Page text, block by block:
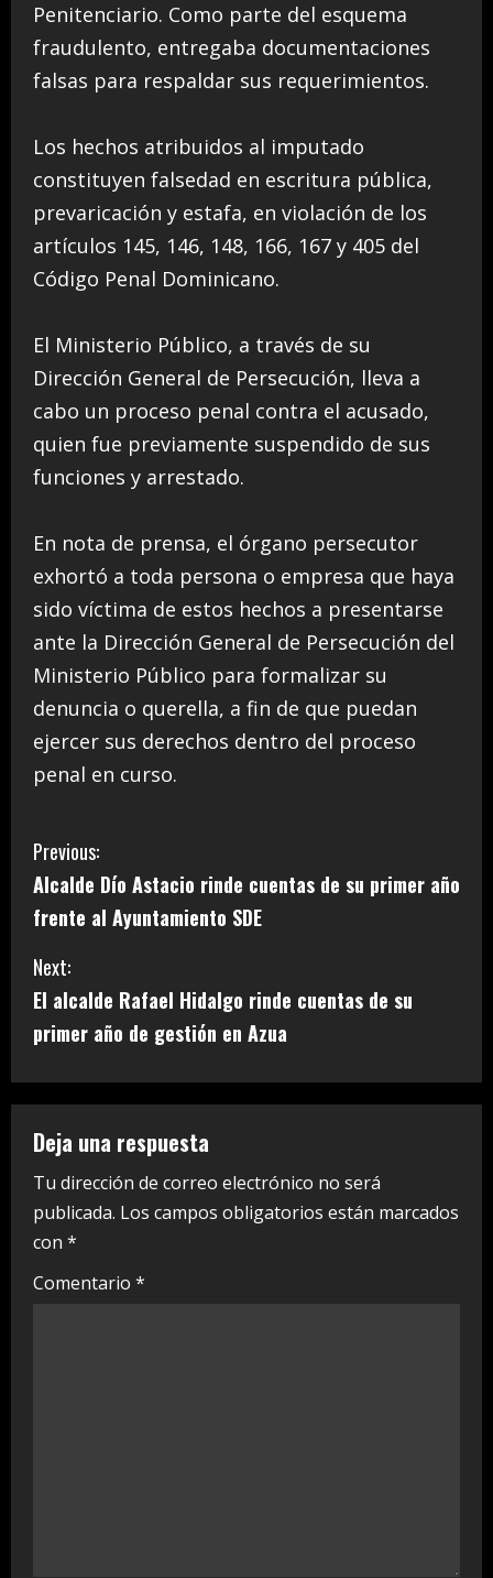
Penitenciario. Como parte del esquema
fraudulento, entregaba documentaciones
falsas para respaldar sus requerimientos.
Los hechos atribuidos al imputado
constituyen falsedad en escritura pública,
prevaricación y estafa, en violación de los
artículos 145, 146, 148, 166, 167 y 405 del
Código Penal Dominicano.
El Ministerio Público, a través de su
Dirección General de Persecución, lleva a
cabo un proceso penal contra el acusado,
quien fue previamente suspendido de sus
funciones y arrestado.
En nota de prensa, el órgano persecutor
exhortó a toda persona o empresa que haya
sido víctima de estos hechos a presentarse
ante la Dirección General de Persecución del
Ministerio Público para formalizar su
denuncia o querella, a fin de que puedan
ejercer sus derechos dentro del proceso
penal en curso.
C
o
n
t
i
n
u
e
R
e
Previous:
Alcalde Dío Astacio rinde cuentas de su primer año
frente al Ayuntamiento SDE
Next:
El alcalde Rafael Hidalgo rinde cuentas de su
primer año de gestión en Azua
Deja una respuesta
Tu dirección de correo electrónico no será
publicada. Los campos obligatorios están marcados
con *
Comentario *